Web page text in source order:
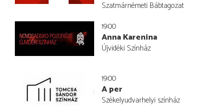
Szatmárnémeti Bábtagozat
19:00
Anna Karenina
Újvidéki Színház
19:00
A per
Székelyudvarhelyi színház